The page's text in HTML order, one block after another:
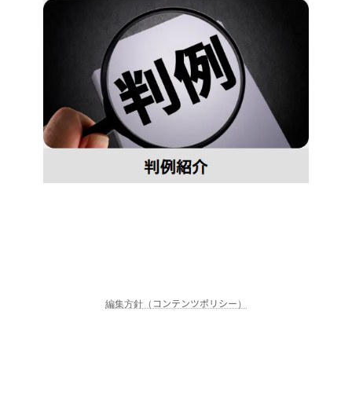
編集方針（コンテンツポリシー）